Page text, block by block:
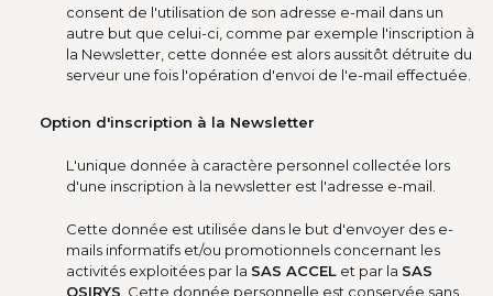
consent de l'utilisation de son adresse e-mail dans un
autre but que celui-ci, comme par exemple l'inscription à
la Newsletter, cette donnée est alors aussitôt détruite du
serveur une fois l'opération d'envoi de l'e-mail effectuée.
Option d'inscription à la Newsletter
L'unique donnée à caractère personnel collectée lors
d'une inscription à la newsletter est l'adresse e-mail.
Cette donnée est utilisée dans le but d'envoyer des e-
mails informatifs et/ou promotionnels concernant les
activités exploitées par la SAS ACCEL et par la SAS
OSIRYS . Cette donnée personnelle est conservée sans